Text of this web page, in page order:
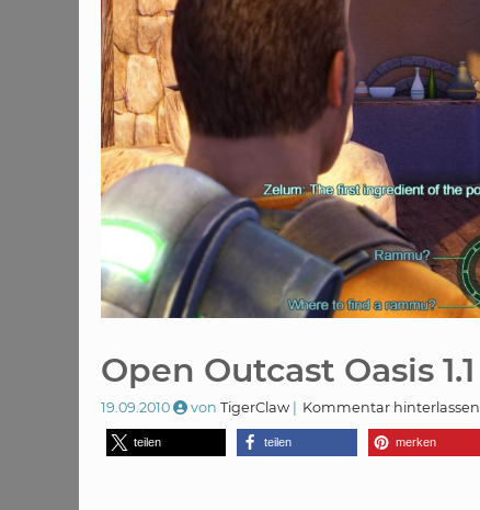
Open Outcast Oasis 1.1
19.09.2010 von TigerClaw Kommentar hinterlassen
teilen teilen merken